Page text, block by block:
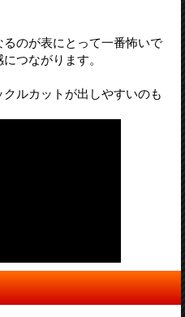
のが表にとって一番怖いで
つながります。
ルカットが出しやすいのも